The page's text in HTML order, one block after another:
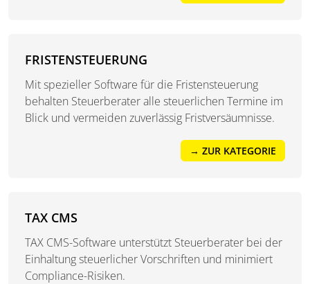
FRISTENSTEUERUNG
Mit spezieller Software für die Fristensteuerung
behalten Steuerberater alle steuerlichen Termine im
Blick und vermeiden zuverlässig Fristversäumnisse.
→ ZUR KATEGORIE
TAX CMS
TAX CMS-Software unterstützt Steuerberater bei der
Einhaltung steuerlicher Vorschriften und minimiert
Compliance-Risiken.